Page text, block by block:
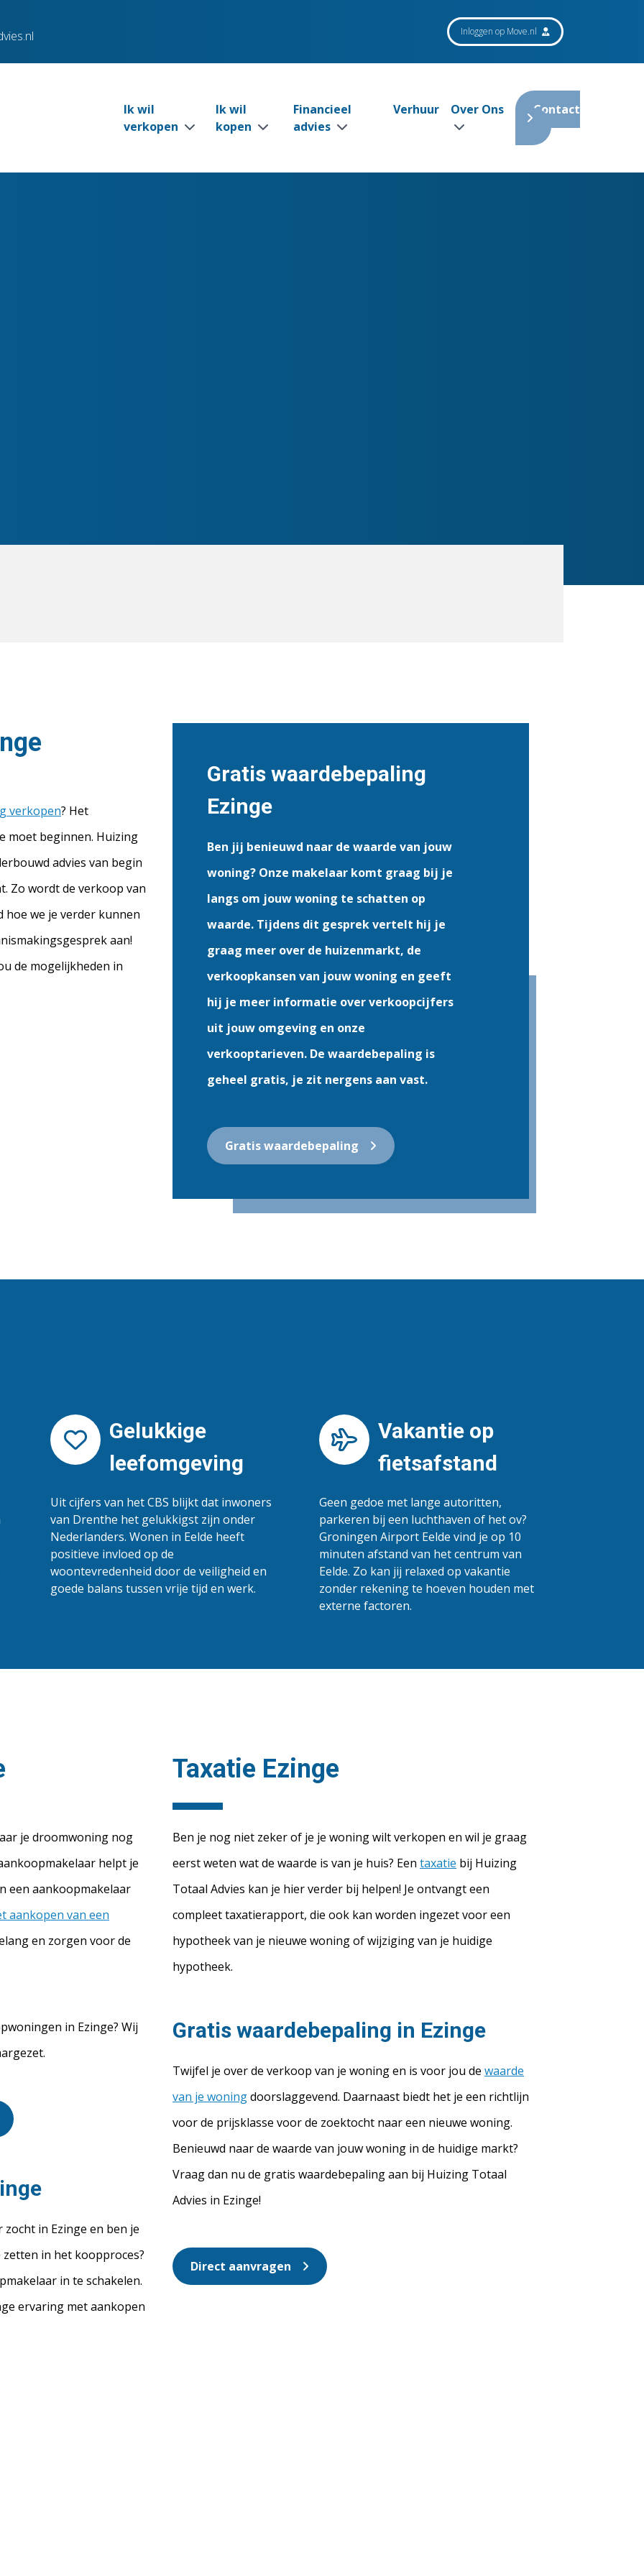
Inloggen op Move.nl
Ik wil
verkopen
Ik wil
kopen
Financieel
advies
Verhuur Over Ons Contact
verkopen? Het
moet beginnen. Huizing
advies van begin
Zo wordt de verkoop van
hoe we je verder kunnen
aan!
de mogelijkheden in
Gratis waardebepaling
Ezinge
Ben jij benieuwd naar de waarde van jouw
woning? Onze makelaar komt graag bij je
langs om jouw woning te schatten op
waarde. Tijdens dit gesprek vertelt hij je
graag meer over de huizenmarkt, de
verkoopkansen van jouw woning en geeft
hij je meer informatie over verkoopcijfers
uit jouw omgeving en onze
verkooptarieven. De waardebepaling is
geheel gratis, je zit nergens aan vast.
Gratis waardebepaling
Gelukkige
leefomgeving
Uit cijfers van het CBS blijkt dat inwoners
van Drenthe het gelukkigst zijn onder
Nederlanders. Wonen in Eelde heeft
positieve invloed op de
woontevredenheid door de veiligheid en
goede balans tussen vrije tijd en werk.
Vakantie op
fietsafstand
Geen gedoe met lange autoritten,
parkeren bij een luchthaven of het ov?
Groningen Airport Eelde vind je op 10
minuten afstand van het centrum van
Eelde. Zo kan jij relaxed op vakantie
zonder rekening te hoeven houden met
externe factoren.
je droomwoning nog
helpt je
een aankoopmakelaar
aankopen van een
en zorgen voor de
in Ezinge? Wij
in Ezinge en ben je
in het koopproces?
in te schakelen.
ervaring met aankopen
Taxatie Ezinge
Ben je nog niet zeker of je je woning wilt verkopen en wil je graag
eerst weten wat de waarde is van je huis? Een taxatie bij Huizing
Totaal Advies kan je hier verder bij helpen! Je ontvangt een
compleet taxatierapport, die ook kan worden ingezet voor een
hypotheek van je nieuwe woning of wijziging van je huidige
hypotheek.
Gratis waardebepaling in Ezinge
Twijfel je over de verkoop van je woning en is voor jou de waarde
van je woningdoorslaggevend. Daarnaast biedt het je een richtlijn
voor de prijsklasse voor de zoektocht naar een nieuwe woning.
Benieuwd naar de waarde van jouw woning in de huidige markt?
Vraag dan nu de gratis waardebepaling aan bij Huizing Totaal
Advies in Ezinge!
Direct aanvragen